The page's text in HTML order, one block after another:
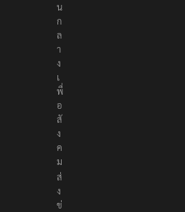
ป็
น
ก
ล
า
ง
เ
พื่
อ
สั
ง
ค
ม
ส่
ง